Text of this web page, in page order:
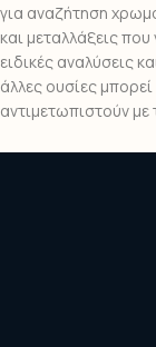
για αναζήτηση
και μεταλλάξεις
ειδικές αναλύσεις
άλλες ουσίες
αντιμετωπιστούν